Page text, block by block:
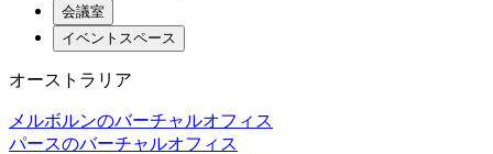
会議室
イベントスペース
オーストラリア
メルボルンのバーチャルオフィス
パースのバーチャルオフィス